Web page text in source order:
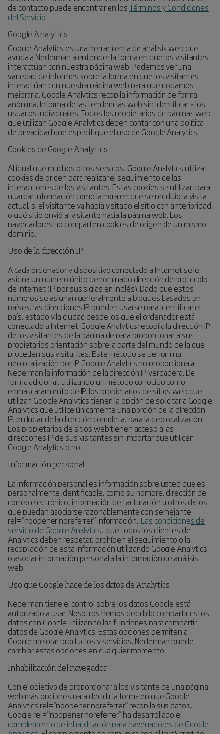
de contacto puede encontrar en losTérminos y Condiciones
del Servicio
Google Analytics
Google Analytics es una herramienta de análisis web que
ayuda a Nederman a entender la forma en que los visitantes
interactúan con nuestra página web. Podemos ver una
variedad de informes sobre la forma en que los visitantes
interactúan con nuestra página web para que podamos
mejorarla. Google Analytics recopila información de forma
anónima. Informa de las tendencias web sin identificar a los
usuarios individuales. Todos los propietarios de páginas web
que utilizan Google Analytics deben contar con una política
de privacidad que especifique el uso de Google Analytics.
Cookies de Google Analytics
Al igual que muchos otros servicos, Google Analytics utiliza
cookies de origen para realizar el seguimiento de las
interacciones de los visitantes. Estas cookies se utilizan para
guardar información como la hora en que se produjo la visita
actual, si el visitante ya había visitado el sitio con anterioridad
o qué sitio envió al visitante hacia la página web. Los
navegadores no comparten cookies de origen de un mismo
dominio.
Uso de la dirección IP
A cada ordenador y dispositivo conectado a Internet se le
asigna un número único denominado dirección de protocolo
de Internet (IP por sus siglas en inglés). Dado que estos
números se asignan generalmente a bloques basados en
países, las direcciones IP pueden usarse para identificar el
país, estado y la ciudad desde los que el ordenador está
conectado a Internet. Google Analytics recopila la dirección IP
de los visitantes de la página de para proporcionar a sus
propietarios orientación sobre la parte del mundo de la que
proceden sus visitantes. Este método se denomina
geolocalización por IP. Google Analytics no proporciona a
Nederman la información de la dirección IP verdadera. De
forma adicional, utilizando un método conocido como
enmascaramiento de IP, los propietarios de sitios web que
utilizan Google Analytics tienen la opción de solicitar a Google
Analytics que utilice únicamente una porción de la dirección
IP, en lugar de la dirección completa, para la geolocalización.
Los propietarios de sitios web tienen acceso a las
direcciones IP de sus visitantes sin importar que utilicen
Google Analytics o no.
Información personal
La información personal es información sobre usted que es
personalmente identificable, como su nombre, dirección de
correo electrónico, información de facturación u otros datos
que puedan asociarse razonablemente con semejante
rel="noopener noreferrer" información. Las condiciones de
servicio de Google Analytics, que todos los clientes de
Analytics deben respetar, prohíben el seguimiento o la
recopilación de esta información utilizando Google Analytics
o asociar información personal a la información de análisis
web.
Uso que Google hace de los datos de Analytics
Nederman tiene el control sobre los datos Google está
autorizado a usar. Nosotros hemos decidido compartir estos
datos con Google utilizando las funciones para compartir
datos de Google Analytics. Estas opciones permiten a
Google mejorar productos y servicios. Nederman puede
cambiar estas opciones en cualquier momento.
Inhabilitación del navegador
Con el objetivo de proporcionar a los visitante de una página
web más opciones para decidir la forma en que Google
Analytics rel="noopener noreferrer" recopila sus datos,
Google rel="noopener noreferrer" ha desarrollado el
complemento de inhabilitación para navegadores de Google